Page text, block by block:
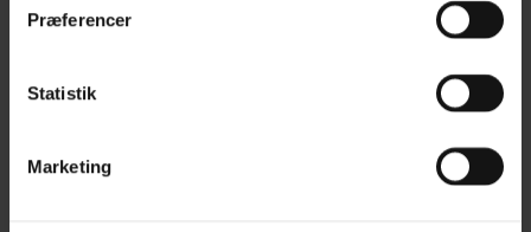
Præferencer
Statistik
Marketing
Leonora
Bella Color